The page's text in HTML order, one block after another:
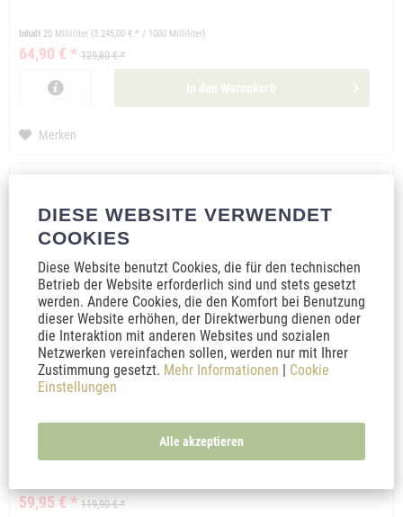
Inhalt 20 Milliliter (3.245,00 € * / 1000 Milliliter)
64,90 € * 129,80 € *
In den Warenkorb
Merken
Cantura AKTIV 24 | CBD-Mund-Öl 10 ml
Vorratsgröße erhältlich. Biologische und nachhaltigeHerstellung.
59,95 € * 119,90 € *
DIESE WEBSITE VERWENDET
COOKIES
Diese Website benutzt Cookies, die für den technischen
Betrieb der Website erforderlich sind und stets gesetzt
werden. Andere Cookies, die den Komfort bei Benutzung
dieser Website erhöhen, der Direktwerbung dienen oder
die Interaktion mit anderen Websites und sozialen
Netzwerken vereinfachen sollen, werden nur mit Ihrer
Zustimmung gesetzt. Mehr Informationen | Cookie
Einstellungen
Alle akzeptieren